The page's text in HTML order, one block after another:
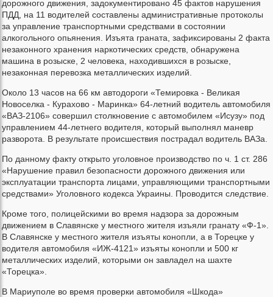
дорожного движения, задокументировано 45 фактов нарушения
ПДД, на 11 водителей составлены административные протоколы
за управление транспортными средствами в состоянии
алкогольного опьянения. Изъята граната, зафиксированы 2 факта
незаконного хранения наркотических средств, обнаружена
машина в розыске, 2 человека, находившихся в розыске,
незаконная перевозка металлических изделий.
Около 13 часов на 66 км автодороги «Темировка - Великая
Новоселка - Курахово - Маринка» 64-летний водитель автомобиля
«ВАЗ-2106» совершил столкновение с автомобилем «Исузу» под
управлением 44-летнего водителя, который выполнял маневр
разворота. В результате происшествия пострадал водитель ВАЗа.
По данному факту открыто уголовное производство по ч. 1 ст. 286
«Нарушение правил безопасности дорожного движения или
эксплуатации транспорта лицами, управляющими транспортными
средствами» Уголовного кодекса Украины. Проводится следствие.
Кроме того, полицейскими во время надзора за дорожным
движением в Славянске у местного жителя изъяли гранату «Ф-1».
В Славянске у местного жителя изъяты конопли, а в Торецке у
водителя автомобиля «ИЖ-4121» изъяты конопли и 500 кг
металлических изделий, которыми он завладел на шахте
«Торецка».
В Мариуполе во время проверки автомобиля «Шкода»